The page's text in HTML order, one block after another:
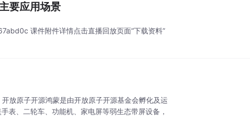
要应用场景
课件附件详情点击直播回放页面“下载资料”
子开源鸿蒙是由开放原子开源基金会孵化及运
表、二轮车、功能机、家电屏等弱生态带屏设备，